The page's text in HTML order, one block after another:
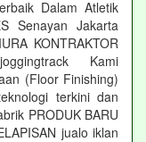
Dalam Atletik
Senayan Jakarta
KONTRAKTOR
Kami
(Floor Finishing)
terkini dan
PRODUK BARU
jualo iklan